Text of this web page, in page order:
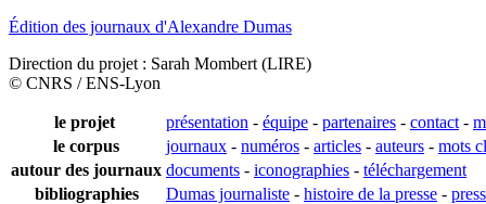
Édition des journaux d'Alexandre Dumas
Direction du projet : Sarah Mombert (LIRE)
© CNRS / ENS-Lyon
le projet présentation - équipe - partenaires - contact -
le corpus
journaux - numéros - articles - auteurs - mots
autour des journaux documents - iconographies - téléchargement
bibliographies
Dumas journaliste - histoire de la presse -